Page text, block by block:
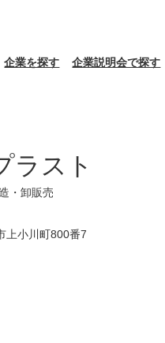
企業を探す 企業説明会で探す
ラスト
・卸販売
上小川町800番7